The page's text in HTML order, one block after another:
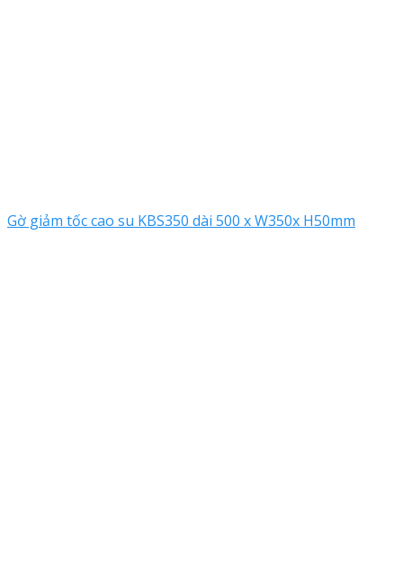
Gờ giảm tốc cao su KBS350 dài 500 x W350x H50mm